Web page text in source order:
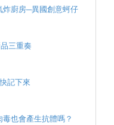
炸廚房─異國創意蚵仔
三重奏
記下來
也會產生抗體嗎？